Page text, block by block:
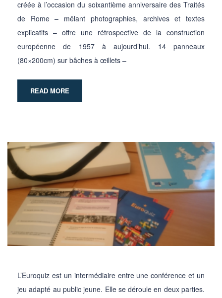
créée à l’occasion du soixantième anniversaire des Traités
de Rome – mêlant photographies, archives et textes
explicatifs – offre une rétrospective de la construction
européenne de 1957 à aujourd’hui. 14 panneaux
(80×200cm) sur bâches à œillets –
READ MORE
L’Euroquiz est un intermédiaire entre une conférence et un
jeu adapté au public jeune. Elle se déroule en deux parties.